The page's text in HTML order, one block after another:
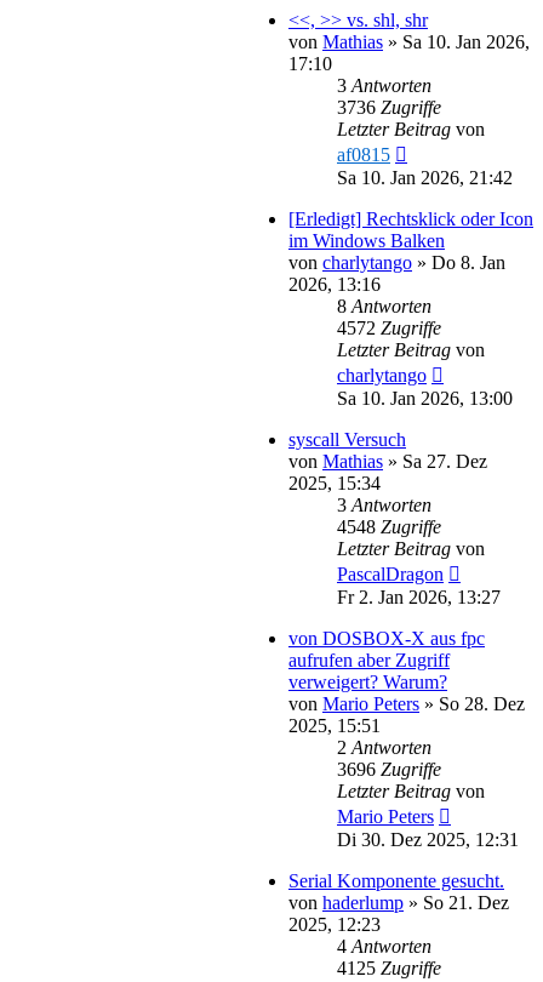
<<, >> vs. shl, shr
von Mathias » Sa 10. Jan 2026,
17:10
3 Antworten
3736 Zugriffe
Letzter Beitrag von
af0815
Sa 10. Jan 2026, 21:42
[Erledigt] Rechtsklick oder Icon
im Windows Balken
von charlytango » Do 8. Jan
2026, 13:16
8 Antworten
4572 Zugriffe
Letzter Beitrag von
charlytango
Sa 10. Jan 2026, 13:00
syscall Versuch
von Mathias » Sa 27. Dez
2025, 15:34
3 Antworten
4548 Zugriffe
Letzter Beitrag von
PascalDragon
Fr 2. Jan 2026, 13:27
von DOSBOX-X aus fpc
aufrufen aber Zugriff
verweigert? Warum?
von Mario Peters » So 28. Dez
2025, 15:51
2 Antworten
3696 Zugriffe
Letzter Beitrag von
Mario Peters
Di 30. Dez 2025, 12:31
Serial Komponente gesucht.
von haderlump » So 21. Dez
2025, 12:23
4 Antworten
4125 Zugriffe